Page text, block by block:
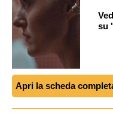
su
Apri la scheda